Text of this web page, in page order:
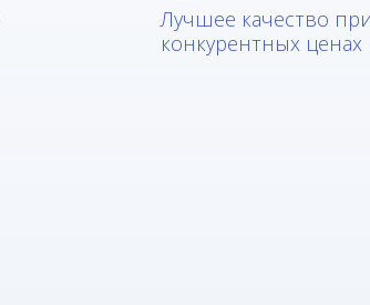
Лучшее качество
конкурентных ценах